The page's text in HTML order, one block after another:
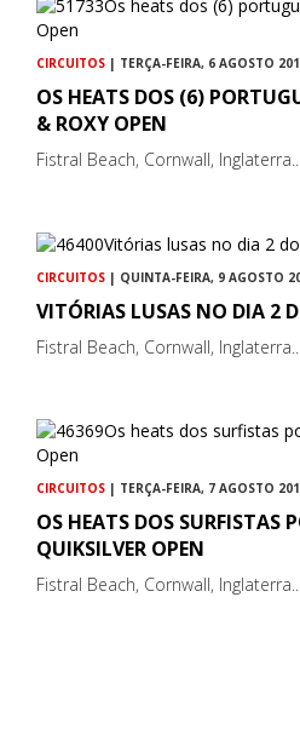
CIRCUITOS | TERÇA-FEIRA, 6 AGOSTO
OS HEATS DOS (6)
& ROXY OPEN
Fistral Beach, Cornwall, Inglaterra...
CIRCUITOS | QUINTA-FEIRA, 9 AGOSTO
VITÓRIAS LUSAS NO DIA 2
Fistral Beach, Cornwall,
CIRCUITOS | TERÇA-FEIRA, 7 AGOSTO
OS HEATS DOS SURFISTAS
QUIKSILVER OPEN
Fistral Beach, Cornwall,